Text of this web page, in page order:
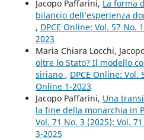
Jacopo Paffarini, La forma
bilancio dell’esperienza
, DPCE Online: Vol. 57 No.
2023
Maria Chiara Locchi,
oltre lo Stato? Il modello
siriano , DPCE Online: Vol.
Online 1-2023
Jacopo Paffarini, Una
la fine della monarchia in
Vol. 71 No. 3 (2025): Vol.
3-2025